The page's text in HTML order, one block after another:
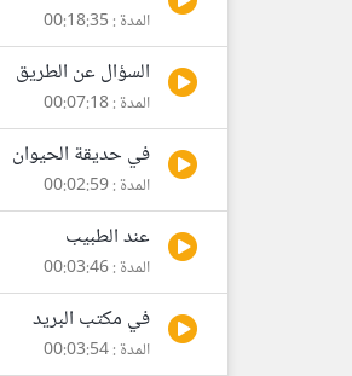
المدة : 00:18:35
السؤال عن الطريق
المدة : 00:07:18
في حديقة الحيوان
المدة : 00:02:59
عند الطبيب
المدة : 00:03:46
في مكتب البريد
المدة : 00:03:54